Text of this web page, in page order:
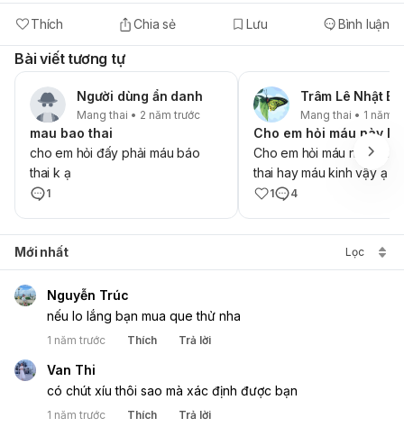
Thích Chia sẻ Lưu Bình luận
Bài viết tương tự
Người dùng ẩn danh
Mang thai • 2 năm trước
mau bao thai
cho em hỏi đấy phải máu báo
thai k ạ
1
Trâm Lê Nhật
Mang thai • 1 năm
Cho em hỏi máu này là
thai hay máu kinh vậy ạ
1 4
Mới nhất Lọc
Nguyễn Trúc
nếu lo lắng bạn mua que thử nha
1 năm trước Thích Trả lời
Van Thi
có chút xíu thôi sao mà xác định được bạn
1 năm trước Thích Trả lời